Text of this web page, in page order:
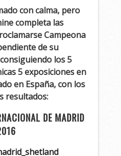
con calma, pero
completa las
Campeona
de su
los 5
5 exposiciones en
en España, con los
resultados:
DE MADRID